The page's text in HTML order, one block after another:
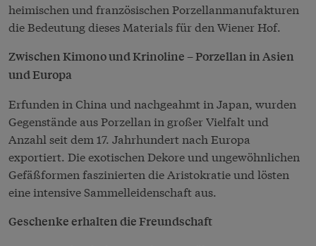
heimischen und französischen Porzellanmanufakturen
die Bedeutung dieses Materials für den Wiener Hof.
Zwischen Kimono und Krinoline – Porzellan in Asien
und Europa
Erfunden in China und nachgeahmt in Japan, wurden
Gegenstände aus Porzellan in großer Vielfalt und
Anzahl seit dem 17. Jahrhundert nach Europa
exportiert. Die exotischen Dekore und ungewöhnlichen
Gefäßformen faszinierten die Aristokratie und lösten
eine intensive Sammelleidenschaft aus.
Geschenke erhalten die Freundschaft